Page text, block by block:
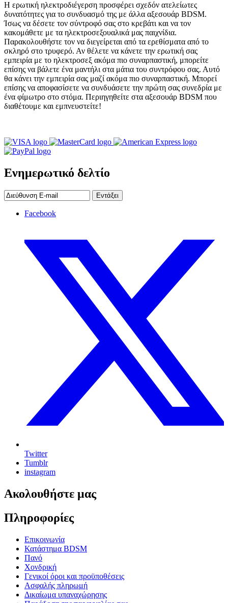
Η ερωτική ηλεκτροδιέγερση προσφέρει σχεδόν ατελείωτες
δυνατότητες για το συνδυασμό της με άλλα αξεσουάρ BDSM.
Ίσως να δέσετε τον σύντροφό σας στο κρεβάτι και να τον
κακομάθετε με τα ηλεκτροσεξουαλικά μας παιχνίδια.
Παρακολουθήστε τον να διεγείρεται από τα ερεθίσματα από το
σκληρό στο τρυφερό. Αν θέλετε να κάνετε την ερωτική σας
εμπειρία με το ηλεκτροσεξ ακόμα πιο συναρπαστική, μπορείτε
επίσης να βάλετε ένα μαντήλι στα μάτια του συντρόφου σας. Αυτό
θα κάνει την εμπειρία σας μαζί ακόμα πιο συναρπαστική. Μπορεί
επίσης να αποφασίσετε να συνδυάσετε την πρώτη σας συνεδρία με
ένα φίμωτρο στο στόμα. Περιηγηθείτε στα αξεσουάρ BDSM που
διαθέτουμε και εμπνευστείτε!
Ενημερωτικό δελτίο
Εντάξει
Facebook
Twitter
Tumblr
instagram
Ακολουθήστε μας
Πληροφορίες
Επικοινωνία
Κατάστημα BDSM
Πανό
Χονδρική
Γενικοί όροι και προϋποθέσεις
Ασφαλής πληρωμή
Δικαίωμα υπαναχώρησης